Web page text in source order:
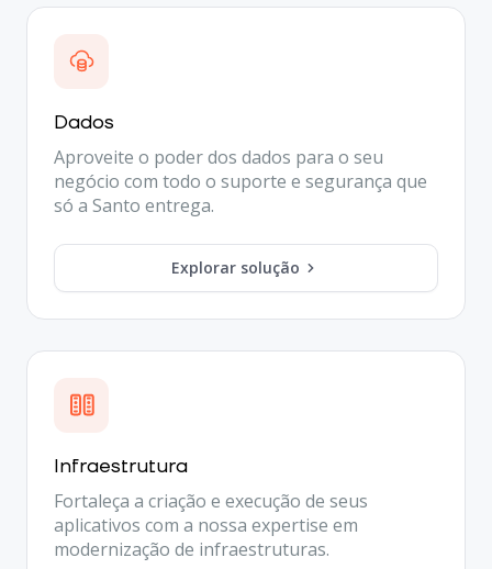
Dados
Aproveite o poder dos dados para o seu
negócio com todo o suporte e segurança que
só a Santo entrega.
Explorar solução
Infraestrutura
Fortaleça a criação e execução de seus
aplicativos com a nossa expertise em
modernização de infraestruturas.